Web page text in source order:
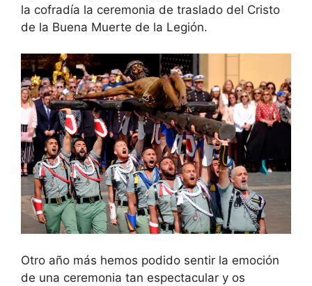
la cofradía la ceremonia de traslado del Cristo
de la Buena Muerte de la Legión.
Otro año más hemos podido sentir la emoción
de una ceremonia tan espectacular y os